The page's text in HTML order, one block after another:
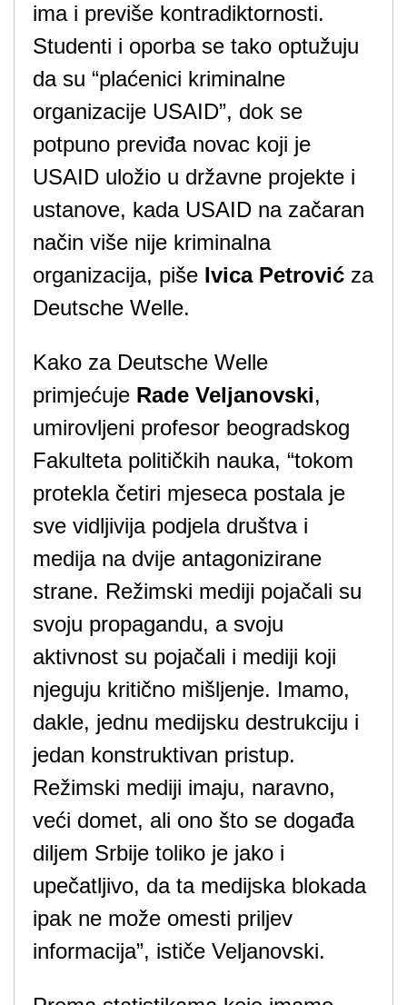
ima i previše kontradiktornosti.
Studenti i oporba se tako optužuju
da su “plaćenici kriminalne
organizacije USAID”, dok se
potpuno previđa novac koji je
USAID uložio u državne projekte i
ustanove, kada USAID na začaran
način više nije kriminalna
organizacija, piše Ivica Petrović za
Deutsche Welle.
Kako za Deutsche Welle
primjećuje Rade Veljanovski,
umirovljeni profesor beogradskog
Fakulteta političkih nauka, “tokom
protekla četiri mjeseca postala je
sve vidljivija podjela društva i
medija na dvije antagonizirane
strane. Režimski mediji pojačali su
svoju propagandu, a svoju
aktivnost su pojačali i mediji koji
njeguju kritično mišljenje. Imamo,
dakle, jednu medijsku destrukciju i
jedan konstruktivan pristup.
Režimski mediji imaju, naravno,
veći domet, ali ono što se događa
diljem Srbije toliko je jako i
upečatljivo, da ta medijska blokada
ipak ne može omesti priljev
informacija”, ističe Veljanovski.